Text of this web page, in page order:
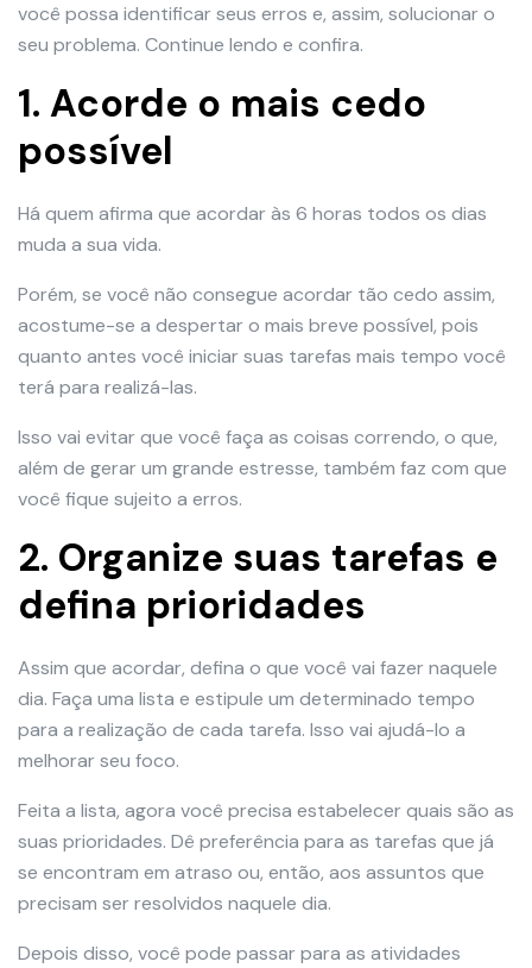
você possa identificar seus erros e, assim, solucionar o
seu problema. Continue lendo e confira.
1. Acorde o mais cedo
possível
Há quem afirma que acordar às 6 horas todos os dias
muda a sua vida.
Porém, se você não consegue acordar tão cedo assim,
acostume-se a despertar o mais breve possível, pois
quanto antes você iniciar suas tarefas mais tempo você
terá para realizá-las.
Isso vai evitar que você faça as coisas correndo, o que,
além de gerar um grande estresse, também faz com que
você fique sujeito a erros.
2. Organize suas tarefas e
defina prioridades
Assim que acordar, defina o que você vai fazer naquele
dia. Faça uma lista e estipule um determinado tempo
para a realização de cada tarefa. Isso vai ajudá-lo a
melhorar seu foco.
Feita a lista, agora você precisa estabelecer quais são as
suas prioridades. Dê preferência para as tarefas que já
se encontram em atraso ou, então, aos assuntos que
precisam ser resolvidos naquele dia.
Depois disso, você pode passar para as atividades